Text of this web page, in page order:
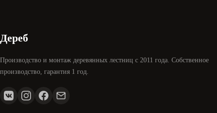
Дереб
Производство и монтаж деревянных лестниц с 2011 года. Собственное
производство, гарантия 1 год.